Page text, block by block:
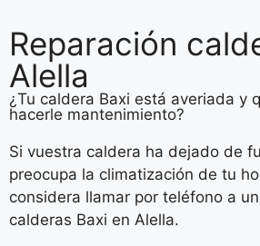
Reparación
Alella
¿Tu caldera Baxi está averiada y
hacerle mantenimiento?
Si vuestra caldera ha dejado de
preocupa la climatización de tu
considera llamar por teléfono a
calderas Baxi en Alella.